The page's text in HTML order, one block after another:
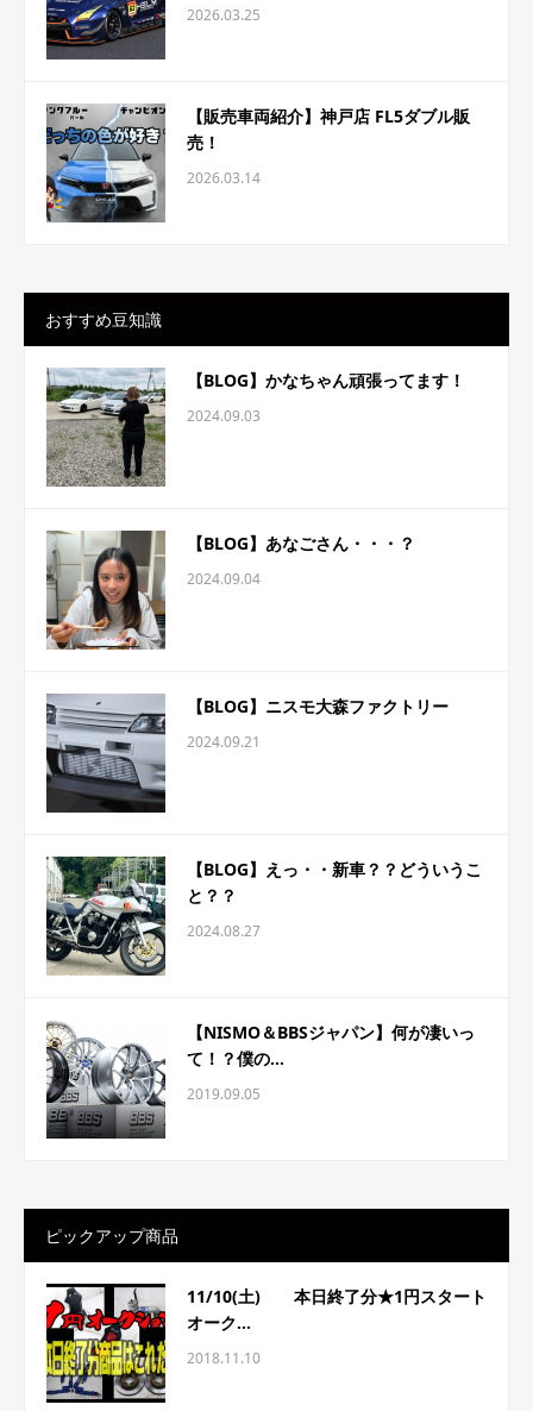
2026.03.25
【販売車両紹介】神戸店 FL5ダブル販
売！
2026.03.14
おすすめ豆知識
【BLOG】かなちゃん頑張ってます！
2024.09.03
【BLOG】あなごさん・・・？
2024.09.04
【BLOG】ニスモ大森ファクトリー
2024.09.21
【BLOG】えっ・・新車？？どういうこ
と？？
2024.08.27
【NISMO＆BBSジャパン】何が凄いっ
て！？僕の...
2019.09.05
ピックアップ商品
11/10(土) 本日終了分★1円スタート
オーク...
2018.11.10